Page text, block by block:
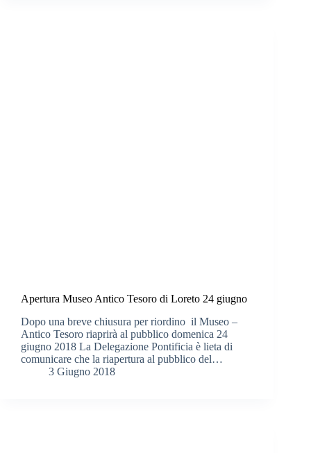
Apertura Museo Antico Tesoro di Loreto 24 giugno
Dopo una breve chiusura per riordino il Museo –
Antico Tesoro riaprirà al pubblico domenica 24
giugno 2018 La Delegazione Pontificia è lieta di
comunicare che la riapertura al pubblico del…
3 Giugno 2018